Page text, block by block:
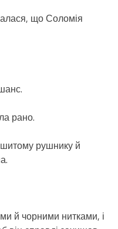
що Соломія
рано.
рушнику й
й чорними нитками, і